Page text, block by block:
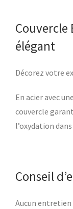
Couvercle
élégant
Décorez votre
En acier avec
couvercle
l’oxydation
Conseil
Aucun entretien